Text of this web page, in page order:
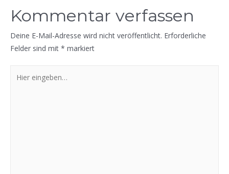
Kommentar verfassen
Deine E-Mail-Adresse wird nicht veröffentlicht. Erforderliche
Felder sind mit * markiert
eingeben…